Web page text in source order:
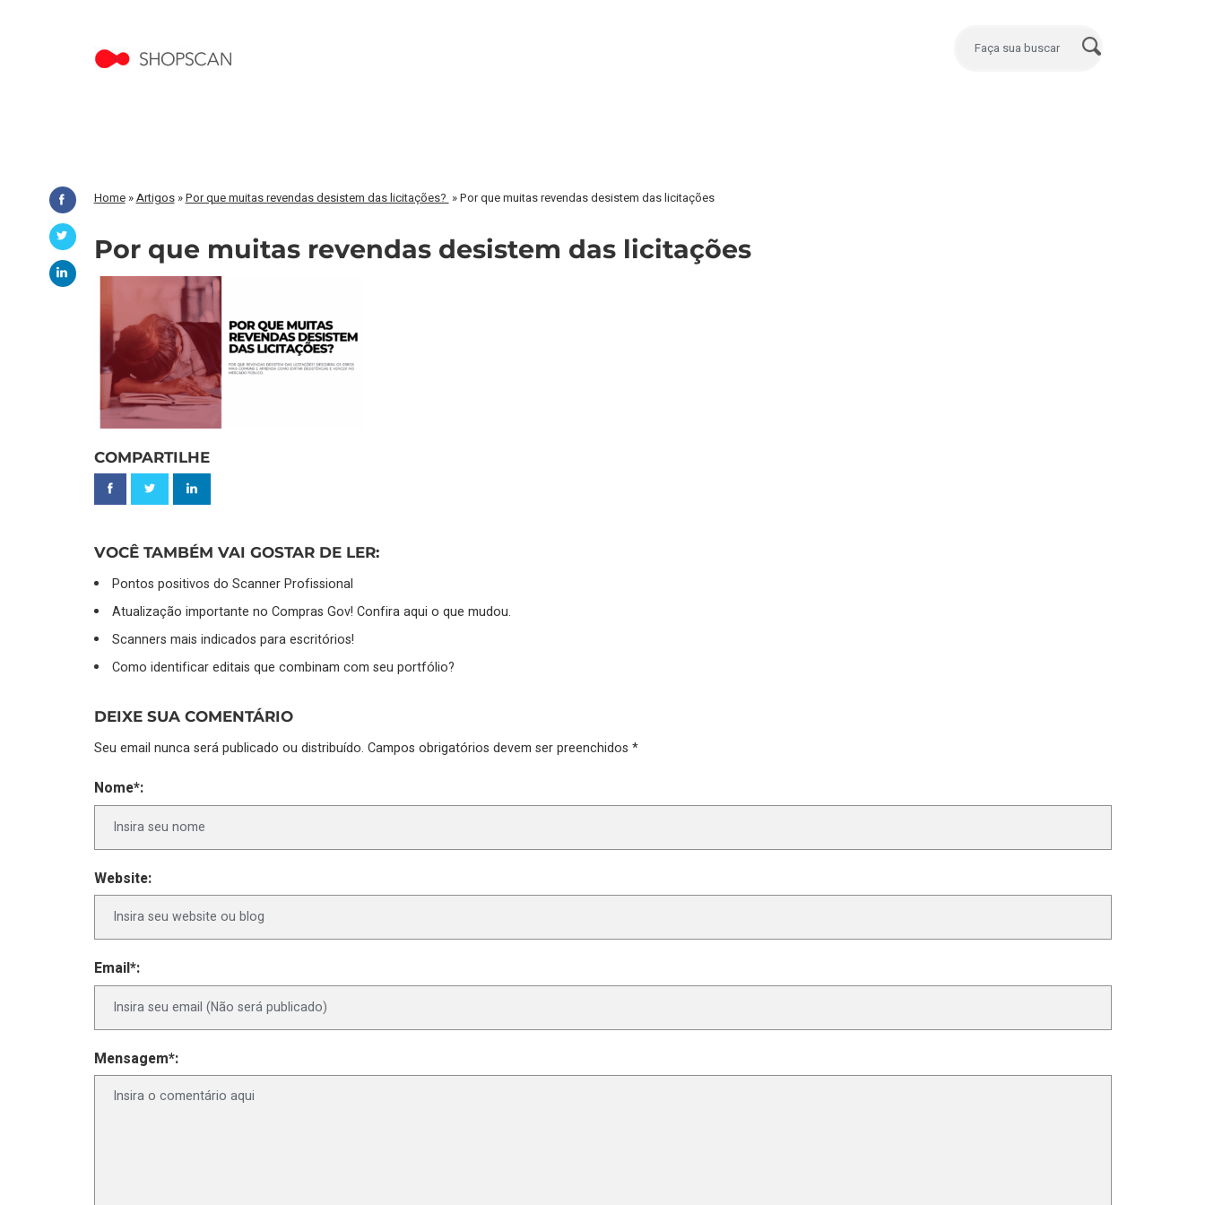
Home»Artigos»Por que muitas revendas desistem das licitações? »Por que muitas revendas desistem das licitações
Por que muitas revendas desistem das licitações
COMPARTILHE
VOCÊ TAMBÉM VAI GOSTAR DE LER:
Pontos positivos do Scanner Profissional
Atualização importante no Compras Gov! Confira aqui o que mudou.
Scanners mais indicados para escritórios!
Como identificar editais que combinam com seu portfólio?
DEIXE SUA COMENTÁRIO
Seu email nunca será publicado ou distribuído. Campos obrigatórios devem ser preenchidos *
Nome*:
Website:
Email*:
Mensagem*: